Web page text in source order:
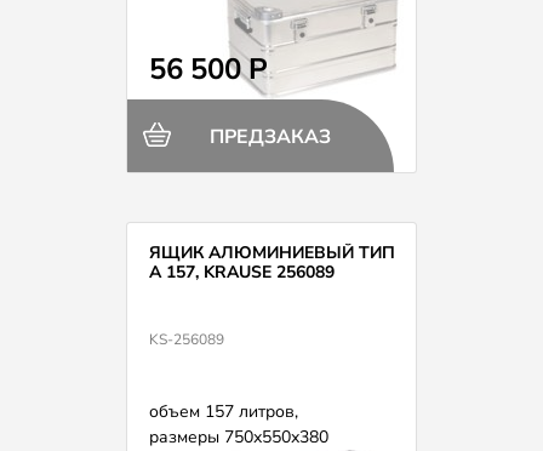
56 500 Р
ПРЕДЗАКАЗ
ЯЩИК АЛЮМИНИЕВЫЙ ТИП
А 157, KRAUSE 256089
KS-256089
объем 157 литров,
размеры 750х550х380